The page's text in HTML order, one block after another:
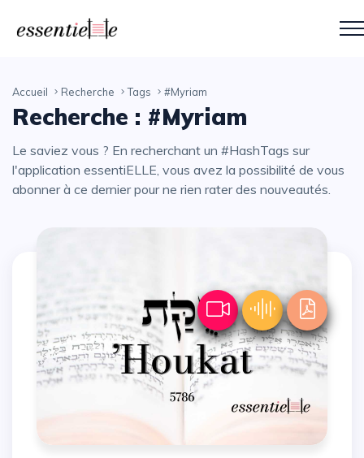
Accueil Recherche Tags #Myriam
Recherche : #Myriam
Le saviez vous ? En recherchant un #HashTags sur
l'application essentiELLE, vous avez la possibilité de vous
abonner à ce dernier pour ne rien rater des nouveautés.